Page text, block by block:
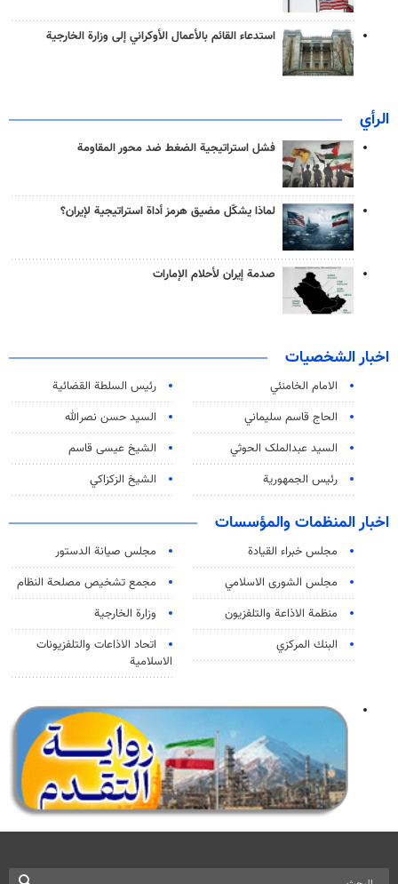
استدعاء القائم بالأعمال الأوكراني إلى وزارة الخارجية
الرأي
فشل استراتيجية الضغط ضد محور المقاومة
لماذا يشكّل مضيق هرمز أداة استراتيجية لإيران؟
صدمة إيران لأحلام الإمارات
اخبار الشخصيات
الامام الخامنئي
رئیس السلطة القضائیة
الحاج قاسم سليماني
السيد حسن نصرالله
السید عبدالملک الحوثي
الشيخ عيسى قاسم
رئيس الجمهورية
الشيخ الزكزاكي
اخبار المنظمات والمؤسسات
مجلس خبراء القيادة
مجلس صيانة الدستور
مجلس الشورى الاسلامي
مجمع تشخيص مصلحة النظام
منظمة الاذاعة والتلفزیون
وزارة الخارجية
البنك المركزي
اتحاد الاذاعات والتلفزيونات
الاسلامية